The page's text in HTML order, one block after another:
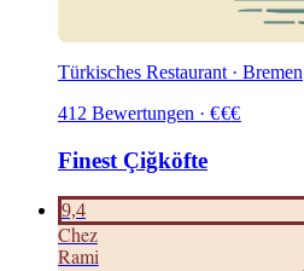
Türkisches Restaurant · Bremen
412 Bewertungen · €€€
Finest Çiğköfte
9,4
Chez
Rami